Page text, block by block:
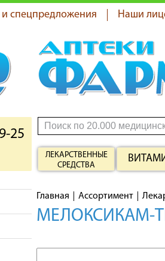
спецпредложения Наши
25
ЛЕКАРСТВЕННЫЕ
СРЕДСТВА
Главная Ассортимент
МЕЛОКСИКАМ-